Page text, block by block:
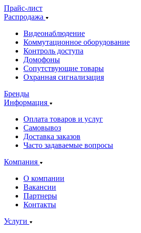
Прайс-лист
Распродажа
Видеонаблюдение
Коммутационное оборудование
Контроль доступа
Домофоны
Сопутствующие товары
Охранная сигнализация
Бренды
Информация
Оплата товаров и услуг
Самовывоз
Доставка заказов
Часто задаваемые вопросы
Компания
О компании
Вакансии
Партнеры
Контакты
Услуги